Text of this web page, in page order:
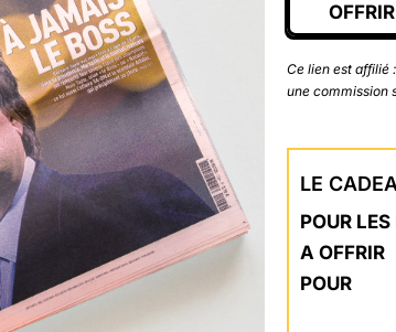
OFFRIR
Ce lien est affilié
une commission
LE
POUR
A OFFRIR
POUR